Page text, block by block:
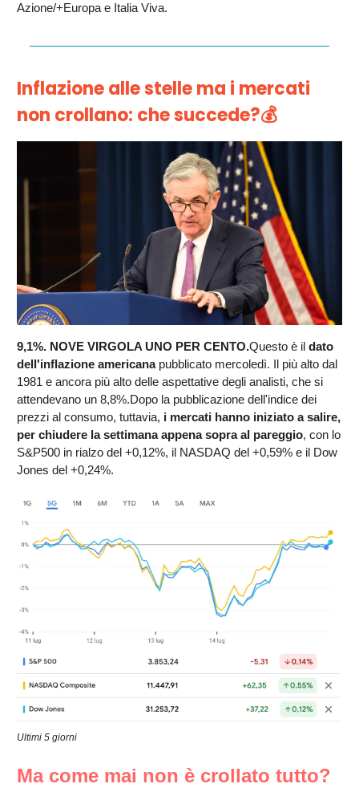
Azione/+Europa e Italia Viva.
Inflazione alle stelle ma i mercati
non crollano: che succede?💰
9,1%. NOVE VIRGOLA UNO PER CENTO.Questo è il dato
dell'inflazione americana pubblicato mercoledì. Il più alto dal
1981 e ancora più alto delle aspettative degli analisti, che si
attendevano un 8,8%.Dopo la pubblicazione dell'indice dei
prezzi al consumo, tuttavia, i mercati hanno iniziato a salire,
per chiudere la settimana appena sopra al pareggio, con lo
S&P500 in rialzo del +0,12%, il NASDAQ del +0,59% e il Dow
Jones del +0,24%.
Ultimi 5 giorni
Ma come mai non è crollato tutto?